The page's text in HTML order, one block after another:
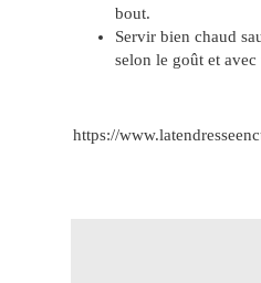
bout.
Servir bien chaud
selon le goût et
https://